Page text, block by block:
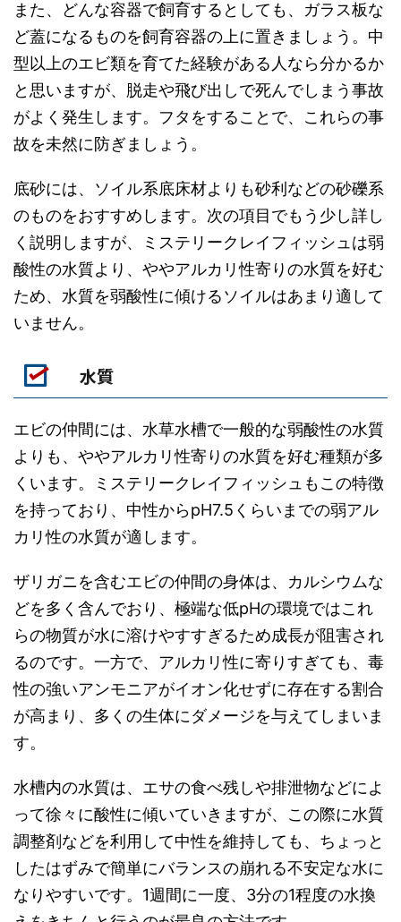
また、どんな容器で飼育するとしても、ガラス板な
ど蓋になるものを飼育容器の上に置きましょう。中
型以上のエビ類を育てた経験がある人なら分かるか
と思いますが、脱走や飛び出しで死んでしまう事故
がよく発生します。フタをすることで、これらの事
故を未然に防ぎましょう。
底砂には、ソイル系底床材よりも砂利などの砂礫系
のものをおすすめします。次の項目でもう少し詳し
く説明しますが、ミステリークレイフィッシュは弱
酸性の水質より、ややアルカリ性寄りの水質を好む
ため、水質を弱酸性に傾けるソイルはあまり適して
いません。
水質
エビの仲間には、水草水槽で一般的な弱酸性の水質
よりも、ややアルカリ性寄りの水質を好む種類が多
くいます。ミステリークレイフィッシュもこの特徴
を持っており、中性からpH7.5くらいまでの弱アル
カリ性の水質が適します。
ザリガニを含むエビの仲間の身体は、カルシウムな
どを多く含んでおり、極端な低pHの環境ではこれ
らの物質が水に溶けやすすぎるため成長が阻害され
るのです。一方で、アルカリ性に寄りすぎても、毒
性の強いアンモニアがイオン化せずに存在する割合
が高まり、多くの生体にダメージを与えてしまいま
す。
水槽内の水質は、エサの食べ残しや排泄物などによ
って徐々に酸性に傾いていきますが、この際に水質
調整剤などを利用して中性を維持しても、ちょっと
したはずみで簡単にバランスの崩れる不安定な水に
なりやすいです。1週間に一度、3分の1程度の水換